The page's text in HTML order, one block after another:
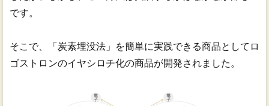
です。
そこで、「炭素埋没法」を簡単に実践できる商品としてロ
ゴストロンのイヤシロチ化の商品が開発されました。